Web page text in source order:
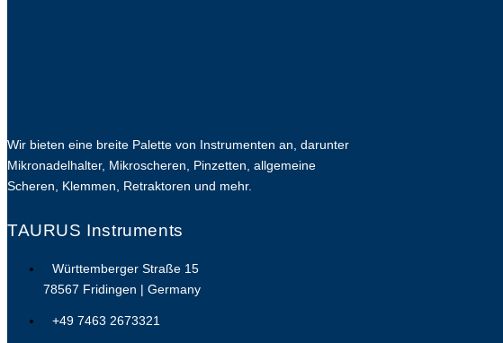
Wir bieten eine breite Palette von Instrumenten an, darunter
Mikronadelhalter, Mikroscheren, Pinzetten, allgemeine
Scheren, Klemmen, Retraktoren und mehr.
TAURUS Instruments
Württemberger Straße 15
78567 Fridingen | Germany
+49 7463 2673321